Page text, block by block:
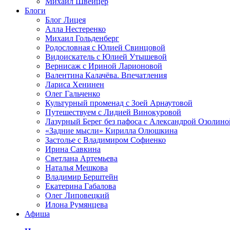
Блоги
Блог Лицея
Алла Нестеренко
Михаил Гольденберг
Родословная с Юлией Свинцовой
Видоискатель с Юлией Утышевой
Вернисаж с Ириной Ларионовой
Валентина Калачёва. Впечатления
Лариса Хенинен
Олег Гальченко
Культурный променад с Зоей Арнаутовой
Путешествуем с Лидией Винокуровой
Лазурный Берег без пафоса с Александрой
«Задние мысли» Кирилла Олюшкина
Застолье с Владимиром Софиенко
Ирина Савкина
Светлана Артемьева
Наталья Мешкова
Владимир Берштейн
Екатерина Габалова
Олег Липовецкий
Илона Румянцева
Афиша